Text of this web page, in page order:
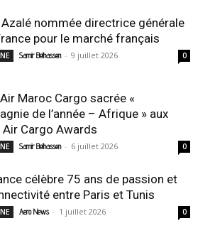
Azalé nommée directrice générale
pour le marché français
Samir Belhassen - 9 juillet 2026 0
Maroc Cargo sacrée «
de l’année – Afrique » aux
Cargo Awards
Samir Belhassen - 6 juillet 2026 0
célèbre 75 ans de passion et
entre Paris et Tunis
Aero News - 1 juillet 2026 0